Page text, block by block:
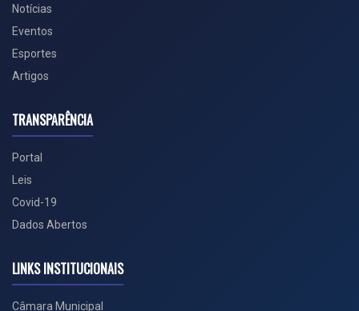
Notícias
Eventos
Esportes
Artigos
TRANSPARÊNCIA
Portal
Leis
Covid-19
Dados Abertos
LINKS INSTITUCIONAIS
Câmara Municipal